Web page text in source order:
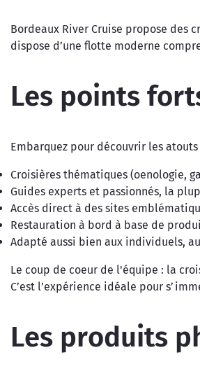
Bordeaux River Cruise propose des
dispose d’une flotte moderne
Les points
Embarquez pour découvrir les
Croisières thématiques (oenologie,
Guides experts et passionnés, la
Accès direct à des sites
Restauration à bord à base de
Adapté aussi bien aux individuels,
Le coup de coeur de l'équipe : la
C’est l’expérience idéale pour
Les produits